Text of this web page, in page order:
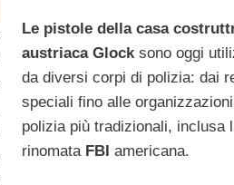
Le pistole della casa
austriaca Glocksono oggi
da diversi corpi di polizia: dai
speciali fino alle
polizia più tradizionali, inclusa
rinomata FBI americana.